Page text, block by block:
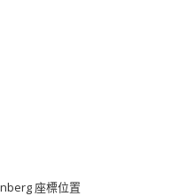
座標位置